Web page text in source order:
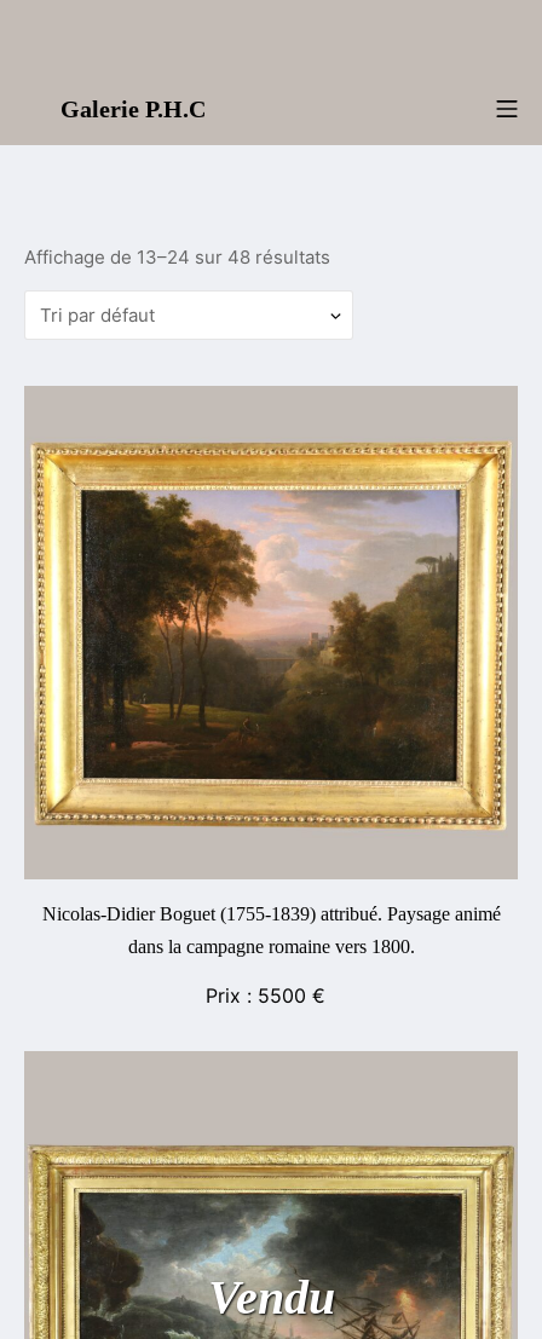
Galerie P.H.C
Affichage de 13–24 sur 48 résultats
Nicolas-Didier Boguet (1755-1839) attribué. Paysage animé
dans la campagne romaine vers 1800.
5500 €
Vendu